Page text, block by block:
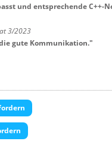
und entsprechende C++-
3/2023
gute Kommunikation."